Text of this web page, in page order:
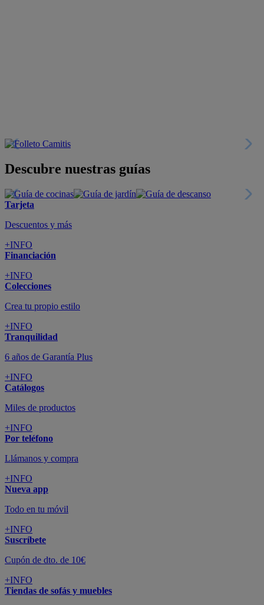
Descubre nuestras guías
Tarjeta
Descuentos y más
+INFO
Financiación
+INFO
Colecciones
Crea tu propio estilo
+INFO
Tranquilidad
6 años de Garantía Plus
+INFO
Catálogos
Miles de productos
+INFO
Por teléfono
Llámanos y compra
+INFO
Nueva app
Todo en tu móvil
+INFO
Suscríbete
Cupón de dto. de 10€
+INFO
Tiendas de sofás y muebles